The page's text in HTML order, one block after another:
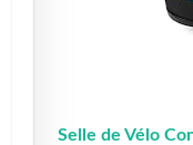
Selle de Vélo